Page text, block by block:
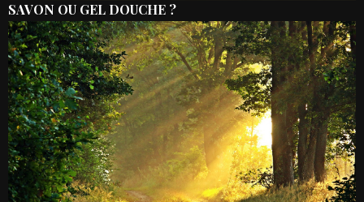
SAVON OU GEL DOUCHE ?